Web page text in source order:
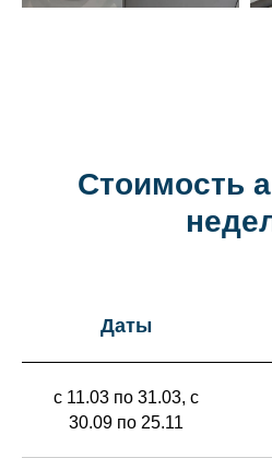
Стоимость
Даты
с 11.03 по 31.03, с
30.09 по 25.11